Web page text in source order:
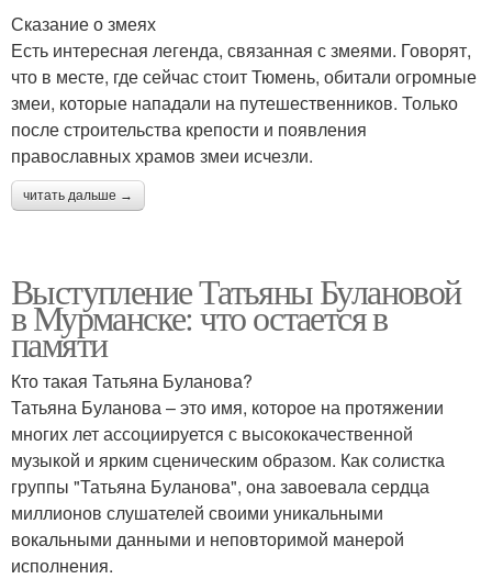
Сказание о змеях
Есть интересная легенда, связанная с змеями. Говорят,
что в месте, где сейчас стоит Тюмень, обитали огромные
змеи, которые нападали на путешественников. Только
после строительства крепости и появления
православных храмов змеи исчезли.
читать дальше →
Выступление Татьяны Булановой
в Мурманске: что остается в
памяти
Кто такая Татьяна Буланова?
Татьяна Буланова – это имя, которое на протяжении
многих лет ассоциируется с высококачественной
музыкой и ярким сценическим образом. Как солистка
группы "Татьяна Буланова", она завоевала сердца
миллионов слушателей своими уникальными
вокальными данными и неповторимой манерой
исполнения.